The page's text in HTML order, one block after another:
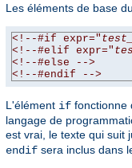
Les éléments de base
<!--#if expr="
<!--#elif expr="
<!--#else -->
<!--#endif -->
L'élément if fonctionne
langage de
est vrai, le texte qui suit
endif sera inclus dans